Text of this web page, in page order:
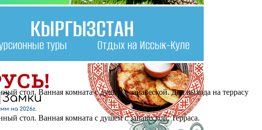
стол. Ванная комната с душем с занавеской. Два выхода на террасу
стол. Ванная комната с душем с занавеской. Терраса.